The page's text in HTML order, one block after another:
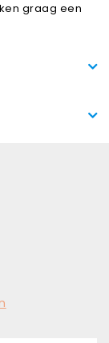
graag een